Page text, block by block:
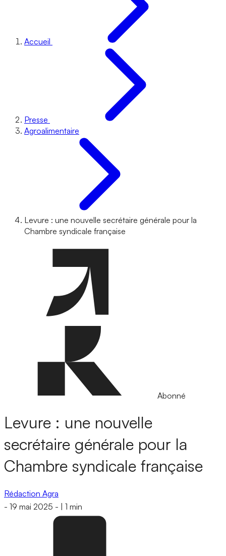
Accueil
Presse
Agroalimentaire
Levure : une nouvelle secrétaire générale pour la
Chambre syndicale française
Abonné
Levure : une nouvelle
secrétaire générale pour la
Chambre syndicale française
Rédaction Agra
- 19 mai 2025 - 1 min